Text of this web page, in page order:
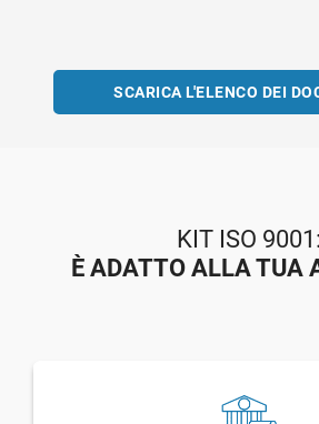
SCARICA L'ELENCO DEI
KIT ISO 9001:
È ADATTO ALLA TUA